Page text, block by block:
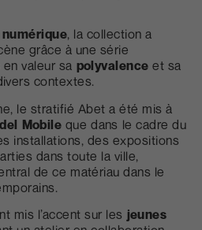
, la collection a
grâce à une série
valeur sa polyvalence et sa
contextes.
le stratifié Abet a été mis à
Mobile que dans le cadre du
installations, des expositions
dans toute la ville,
de ce matériau dans le
mis l’accent sur les jeunes